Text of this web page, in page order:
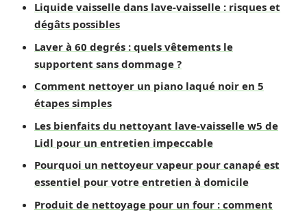
Liquide vaisselle dans lave-vaisselle : risques et
dégâts possibles
Laver à 60 degrés : quels vêtements le
supportent sans dommage ?
Comment nettoyer un piano laqué noir en 5
étapes simples
Les bienfaits du nettoyant lave-vaisselle w5 de
Lidl pour un entretien impeccable
Pourquoi un nettoyeur vapeur pour canapé est
essentiel pour votre entretien à domicile
Produit de nettoyage pour un four : comment